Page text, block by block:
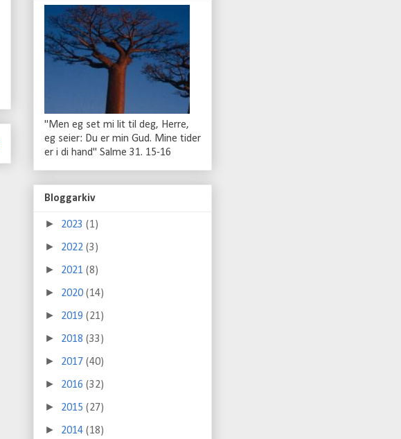
"Men eg set mi lit til deg, Herre,
eg seier: Du er min Gud. Mine tider
er i di hand" Salme 31. 15-16
Bloggarkiv
► 2023 (1)
► 2022 (3)
► 2021 (8)
► 2020 (14)
► 2019 (21)
► 2018 (33)
► 2017 (40)
► 2016 (32)
► 2015 (27)
► 2014 (18)